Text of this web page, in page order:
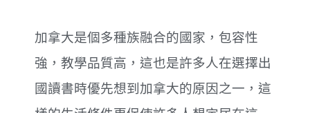
加拿大是個多種族融合的國家，包容性
強，教學品質高，這也是許多人在選擇出
國讀書時優先想到加拿大的原因之一，這